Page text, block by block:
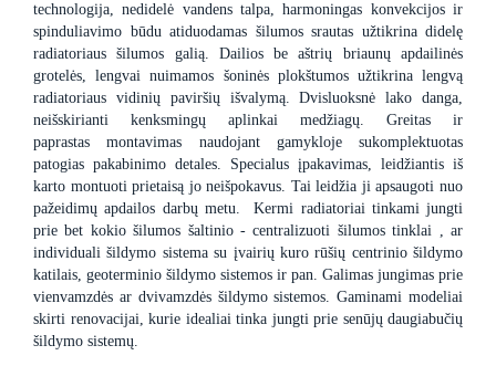
technologija, nedidelė vandens talpa, harmoningas konvekcijos ir
spinduliavimo būdu atiduodamas šilumos srautas užtikrina didelę
radiatoriaus šilumos galią. Dailios be aštrių briaunų apdailinės
grotelės, lengvai nuimamos šoninės plokštumos užtikrina lengvą
radiatoriaus vidinių paviršių išvalymą. Dvisluoksnė lako danga,
neišskirianti kenksmingų aplinkai medžiagų. Greitas ir
paprastas montavimas naudojant gamykloje sukomplektuotas
patogias pakabinimo detales. Specialus įpakavimas, leidžiantis iš
karto montuoti prietaisą jo neišpokavus. Tai leidžia ji apsaugoti nuo
pažeidimų apdailos darbų metu. Kermi radiatoriai tinkami jungti
prie bet kokio šilumos šaltinio - centralizuoti šilumos tinklai , ar
individuali šildymo sistema su įvairių kuro rūšių centrinio šildymo
katilais, geoterminio šildymo sistemos ir pan. Galimas jungimas prie
vienvamzdės ar dvivamzdės šildymo sistemos. Gaminami modeliai
skirti renovacijai, kurie idealiai tinka jungti prie senūjų daugiabučių
šildymo sistemų.